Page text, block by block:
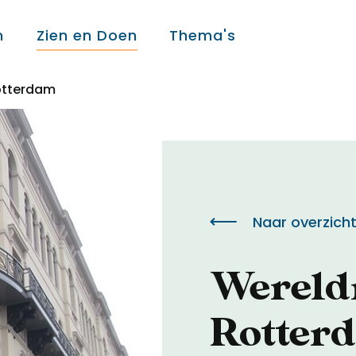
Zien en Doen Thema's
Over ons
Over ons
Colofon
Contact
Onderwijs
Naar overzicht